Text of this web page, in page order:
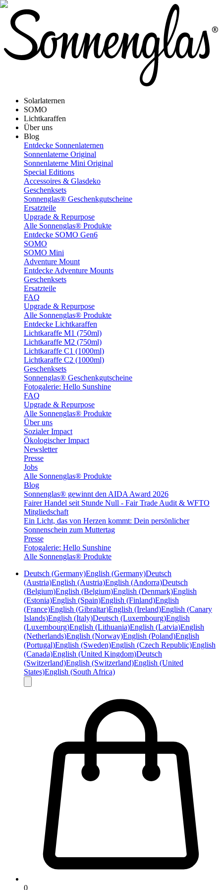
Solarlaternen
SOMO
Lichtkaraffen
Über uns
Blog
Entdecke Sonnenlaternen
Sonnenlaterne Original
Sonnenlaterne Mini Original
Special Editions
Accessoires & Glasdeko
Geschenksets
Sonnenglas® Geschenkgutscheine
Ersatzteile
Upgrade & Repurpose
Alle Sonnenglas® Produkte
Entdecke SOMO Gen6
SOMO
SOMO Mini
Adventure Mount
Entdecke Adventure Mounts
Geschenksets
Ersatzteile
FAQ
Upgrade & Repurpose
Alle Sonnenglas® Produkte
Entdecke Lichtkaraffen
Lichtkaraffe M1 (750ml)
Lichtkaraffe M2 (750ml)
Lichtkaraffe C1 (1000ml)
Lichtkaraffe C2 (1000ml)
Geschenksets
Sonnenglas® Geschenkgutscheine
Fotogalerie: Hello Sunshine
FAQ
Upgrade & Repurpose
Alle Sonnenglas® Produkte
Über uns
Sozialer Impact
Ökologischer Impact
Newsletter
Presse
Jobs
Alle Sonnenglas® Produkte
Blog
Sonnenglas® gewinnt den AIDA Award 2026
Fairer Handel seit Stunde Null - Fair Trade Audit & WFTO
Mitgliedschaft
Ein Licht, das von Herzen kommt: Dein persönlicher
Sonnenschein zum Muttertag
Presse
Fotogalerie: Hello Sunshine
Alle Sonnenglas® Produkte
Deutsch (Germany)English (Germany)Deutsch
(Austria)English (Austria)English (Andorra)Deutsch
(Belgium)English (Belgium)English (Denmark)English
(Estonia)English (Spain)English (Finland)English
(France)English (Gibraltar)English (Ireland)English (Canary
Islands)English (Italy)Deutsch (Luxembourg)English
(Luxembourg)English (Lithuania)English (Latvia)English
(Netherlands)English (Norway)English (Poland)English
(Portugal)English (Sweden)English (Czech Republic)English
(Canada)English (United Kingdom)Deutsch
(Switzerland)English (Switzerland)English (United
States)English (South Africa)
0